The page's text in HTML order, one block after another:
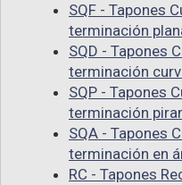
SQF - Tapones
terminación
SQD - Tapones
terminación
SQP - Tapones
terminación
SQA - Tapones
terminación en
RC - Tapones